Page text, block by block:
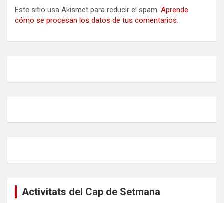
Este sitio usa Akismet para reducir el spam. Aprende
cómo se procesan los datos de tus comentarios.
Activitats del Cap de Setmana